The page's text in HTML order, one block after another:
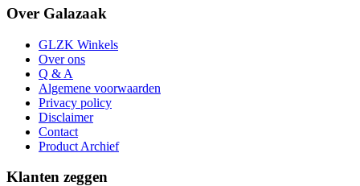
Over Galazaak
GLZK Winkels
Over ons
Q & A
Algemene voorwaarden
Privacy policy
Disclaimer
Contact
Product Archief
Klanten zeggen